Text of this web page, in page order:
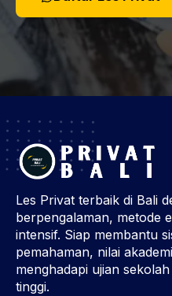
Les Privat terbaik di Bali
berpengalaman, metode
intensif. Siap membantu
pemahaman, nilai
menghadapi ujian
tinggi.